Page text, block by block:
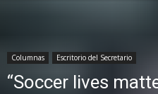
Columnas Escritorio del Secretario
“Soccer lives